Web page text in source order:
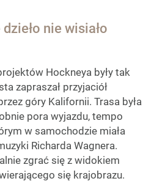
nie wisiało
Hockneya były tak
zapraszał przyjaciół
góry Kalifornii. Trasa była
pora wyjazdu, tempo
w samochodzie miała
Richarda Wagnera.
zgrać się z widokiem
się krajobrazu.